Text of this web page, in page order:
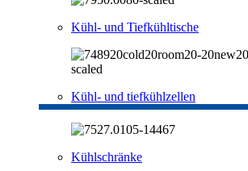
Kühl- und Tiefkühltische
Kühl- und tiefkühlzellen
Kühlschränke